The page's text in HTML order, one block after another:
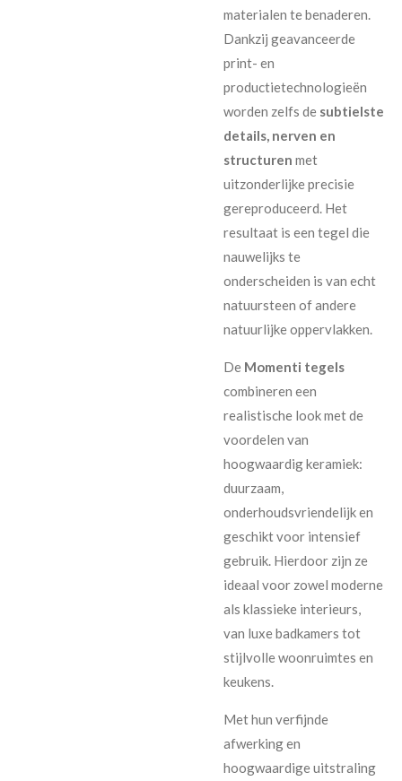
materialen te benaderen.
Dankzij geavanceerde
print- en
productietechnologieën
worden zelfs de subtielste
details, nerven en
structuren met
uitzonderlijke precisie
gereproduceerd. Het
resultaat is een tegel die
nauwelijks te
onderscheiden is van echt
natuursteen of andere
natuurlijke oppervlakken.
De Momenti tegels
combineren een
realistische look met de
voordelen van
hoogwaardig keramiek:
duurzaam,
onderhoudsvriendelijk en
geschikt voor intensief
gebruik. Hierdoor zijn ze
ideaal voor zowel moderne
als klassieke interieurs,
van luxe badkamers tot
stijlvolle woonruimtes en
keukens.
Met hun verfijnde
afwerking en
hoogwaardige uitstraling